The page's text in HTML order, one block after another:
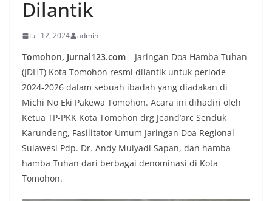
Dilantik
Juli 12, 2024 admin
Tomohon, Jurnal123.com – Jaringan Doa Hamba Tuhan
(JDHT) Kota Tomohon resmi dilantik untuk periode
2024-2026 dalam sebuah ibadah yang diadakan di
Michi No Eki Pakewa Tomohon. Acara ini dihadiri oleh
Ketua TP-PKK Kota Tomohon drg Jeand’arc Senduk
Karundeng, Fasilitator Umum Jaringan Doa Regional
Sulawesi Pdp. Dr. Andy Mulyadi Sapan, dan hamba-
hamba Tuhan dari berbagai denominasi di Kota
Tomohon.